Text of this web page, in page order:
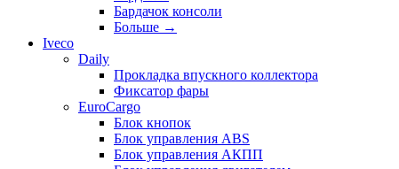
Бардачок консоли
Больше →
Iveco
Daily
Прокладка впускного коллектора
Фиксатор фары
EuroCargo
Блок кнопок
Блок управления ABS
Блок управления АКПП